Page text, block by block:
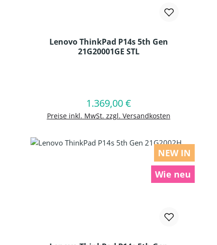
Lenovo ThinkPad P14s 5th Gen
21G20001GE STL
Regulärer Preis:
1.369,00 €
Preise inkl. MwSt. zzgl. Versandkosten
In den Warenkorb
NEW IN
Wie neu